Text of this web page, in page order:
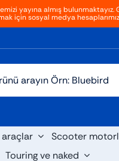
yayına almış
için sosyal medya
Scooter
Touring ve naked